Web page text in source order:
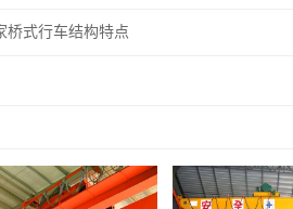
桥式行车结构特点